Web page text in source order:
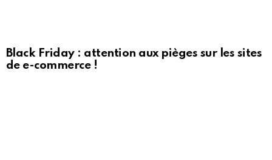
Black Friday : attention aux pièges sur les sites
de e-commerce !